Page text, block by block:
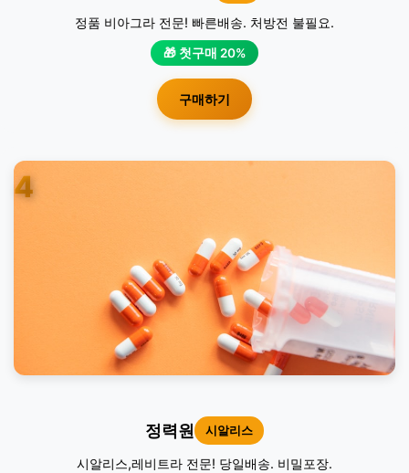
정품 비아그라 전문! 빠른배송. 처방전 불필요.
🎁 첫구매 20%
구매하기
4
정력원 시알리스
시알리스,레비트라 전문! 당일배송. 비밀포장.